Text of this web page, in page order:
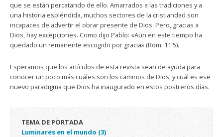
que se están percatando de ello. Amarrados a las tradiciones y a
una historia espléndida, muchos sectores de la cristiandad son
incapaces de advertir el obrar presente de Dios. Pero, gracias a
Dios, hay excepciones. Como dijo Pablo: «Aun en este tiempo ha
quedado un remanente escogido por gracia» (Rom. 11:5).
Esperamos que los artículos de esta revista sean de ayuda para
conocer un poco más cuáles son los caminos de Dios, y cuál es ese
nuevo paradigma que Dios ha inaugurado en estos postreros días.
TEMA DE PORTADA
Luminares en el mundo (3)